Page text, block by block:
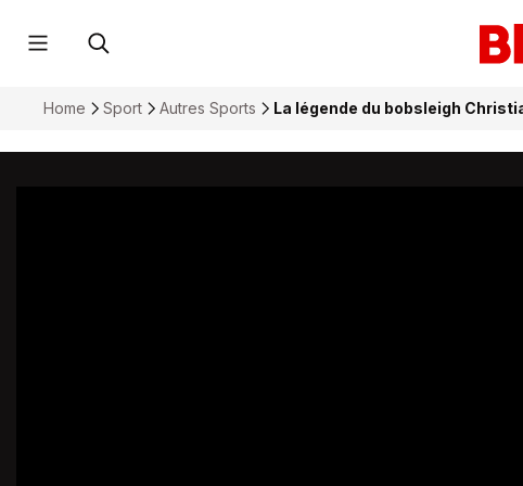
Home Sport Autres Sports La légende du bobsleigh